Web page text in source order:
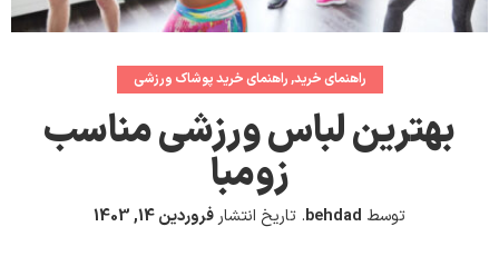
راهنمای خرید,راهنمای خرید پوشاک ورزشی
بهترین لباس ورزشی مناسب
زومبا
توسط behdad
. تاریخ انتشار فروردین 14, 1403